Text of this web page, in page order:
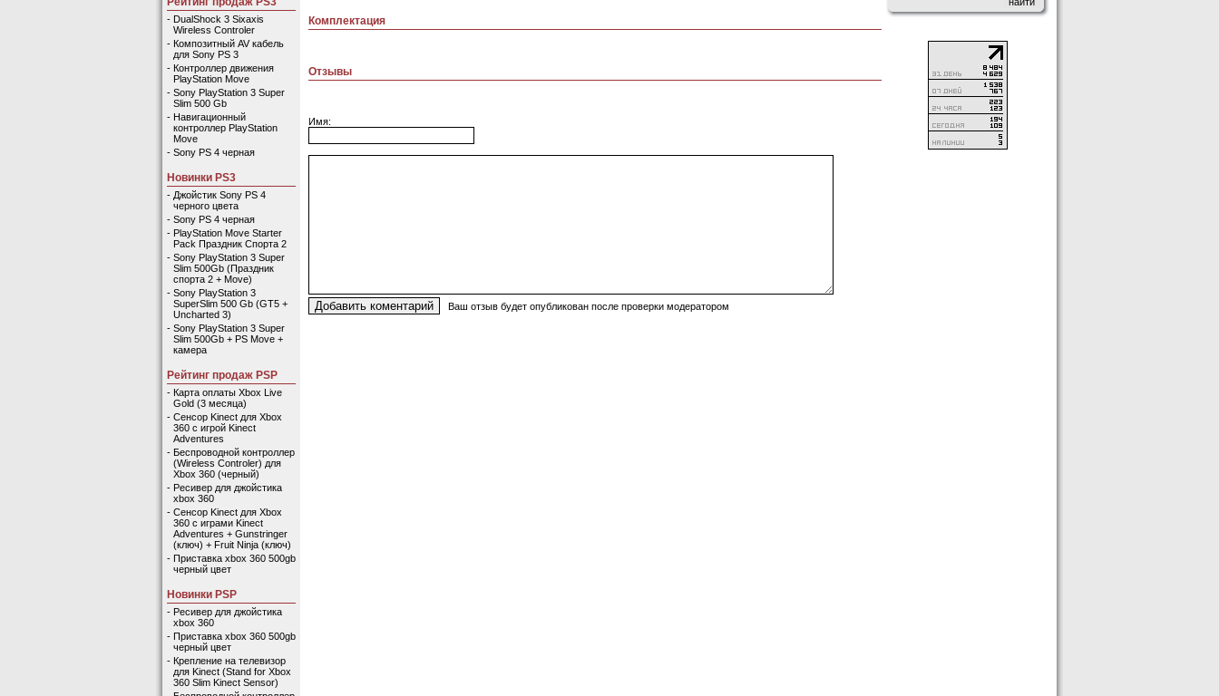
- DualShock 3 Sixaxis
Wireless Controler
- Композитный AV кабель
для Sony PS 3
- Контроллер движения
PlayStation Move
- Sony PlayStation 3 Super
Slim 500 Gb
- Навигационный
контроллер PlayStation
Move
- Sony PS 4 черная
Новинки PS3
- Джойстик Sony PS 4
черного цвета
- Sony PS 4 черная
- PlayStation Move Starter
Pack Праздник Спорта 2
- Sony PlayStation 3 Super
Slim 500Gb (Праздник
спорта 2 + Move)
- Sony PlayStation 3
SuperSlim 500 Gb (GT5 +
Uncharted 3)
- Sony PlayStation 3 Super
Slim 500Gb + PS Move +
камера
Рейтинг продаж PSP
- Карта оплаты Xbox Live
Gold (3 месяца)
- Сенсор Kinect для Xbox
360 с игрой Kinect
Adventures
- Беспроводной контроллер
(Wireless Controler) для
Xbox 360 (черный)
- Ресивер для джойстика
xbox 360
- Сенсор Kinect для Xbox
360 с играми Kinect
Adventures + Gunstringer
(ключ) + Fruit Ninja (ключ)
- Приставка xbox 360 500gb
черный цвет
Новинки PSP
- Ресивер для джойстика
xbox 360
- Приставка xbox 360 500gb
черный цвет
- Крепление на телевизор
для Kinect (Stand for Xbox
360 Slim Kinect Sensor)
Комплектация
Отзывы
Имя:
Ваш отзыв будет опубликован после проверки модератором